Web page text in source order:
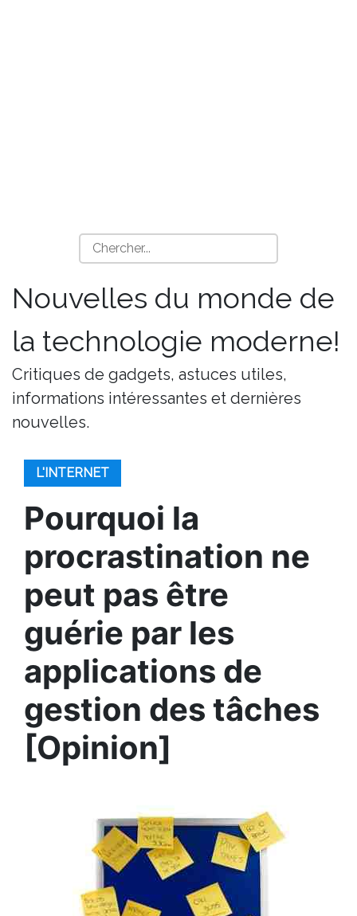
Nouvelles du monde de
la technologie moderne!
Critiques de gadgets, astuces utiles,
informations intéressantes et dernières
nouvelles.
L'INTERNET
Pourquoi la
procrastination ne
peut pas être
guérie par les
applications de
gestion des tâches
[Opinion]